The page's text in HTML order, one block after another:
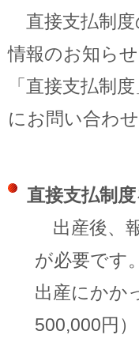
直接支払制度
情報のお知ら
「直接支払制
にお問い合わ
直接支払制
出産後、
が必要です。
出産にかか
500,000円